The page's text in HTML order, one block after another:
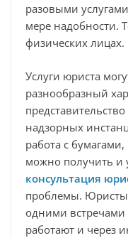
разовыми
мере надобности.
физических лицах.
Услуги юриста
разнообразный
надзорных
работа с
можно получить и
консультация
проблемы. Юристы
одними встречами
работают и через